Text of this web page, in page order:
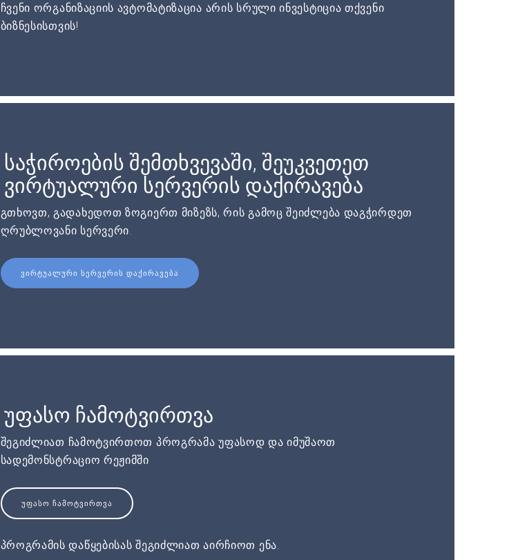
ჩვენი ორგანიზაციის ავტომატიზაცია არის სრული ინვესტიცია თქვენი
ბიზნესისთვის!
საჭიროების შემთხვევაში, შეუკვეთეთ
ვირტუალური სერვერის დაქირავება
გთხოვთ, გადახედოთ ზოგიერთ მიზეზს, რის გამოც შეიძლება დაგჭირდეთ
ღრუბლოვანი სერვერი.
ᲕᲘᲠᲢᲣᲐᲚᲣᲠᲘ ᲡᲔᲠᲕᲔᲠᲘᲡ ᲓᲐᲥᲘᲠᲐᲕᲔᲑᲐ
უფასო ჩამოტვირთვა
შეგიძლიათ ჩამოტვირთოთ პროგრამა უფასოდ და იმუშაოთ
სადემონსტრაციო რეჟიმში
ᲣᲤᲐᲡᲝ ᲩᲐᲛᲝᲢᲕᲘᲠᲗᲕᲐ
პროგრამის დაწყებისას შეგიძლიათ აირჩიოთ ენა.